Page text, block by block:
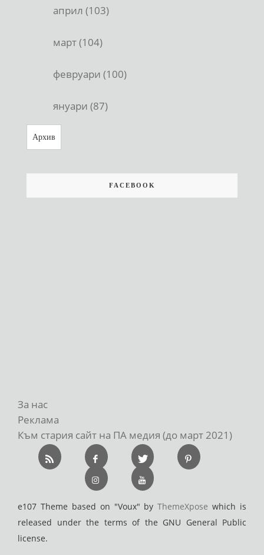
април (103)
март (104)
февруари (100)
януари (87)
Архив
FACEBOOK
За нас
Реклама
Към стария сайт на ПА медия (до март 2021)
e107 Theme based on "Voux" byThemeXpose which is
released under the terms of the GNU General Public
license.